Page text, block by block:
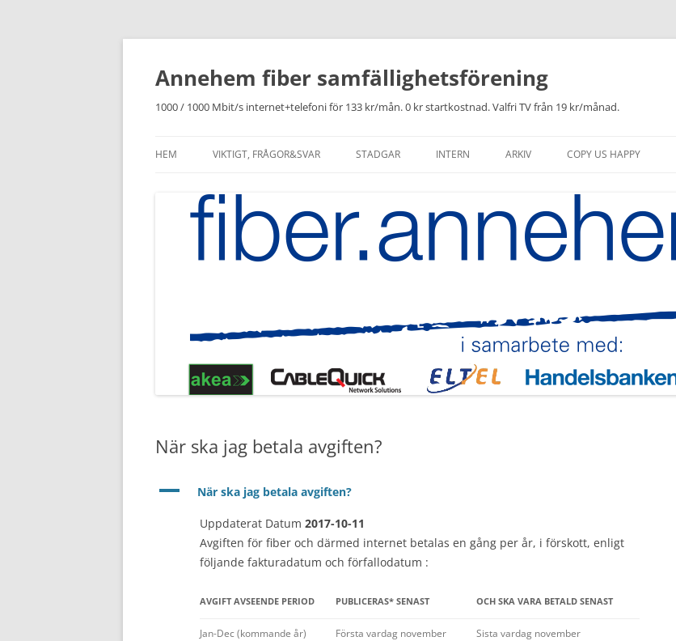
Hoppa
Annehem fiber samfällighetsförening
1000 / 1000 Mbit/s internet+telefoni för 133 kr/mån. 0 kr startkostnad. Valfri TV från 19 kr/månad.
HEM VIKTIGT, FRÅGOR&SVAR STADGAR INTERN ARKIV
EFTERANSLUTNING
ARKIV
COPY US HAPPY
När ska jag betala avgiften?
A När ska jag betala avgiften?
Uppdaterat Datum 2017-10-11
Avgiften för fiber och därmed internet betalas en gång per år, i förskott, enligt
följande fakturadatum och förfallodatum :
AVGIFT AVSEENDE PERIOD PUBLICERAS* SENAST OCH SKA VARA BETALD SENAST
Jan-Dec (kommande år) Första vardag november Sista vardag november